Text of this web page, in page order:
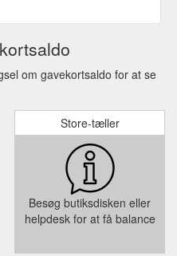
om gavekortsaldo for at se
Store-tæller
Besøg butiksdisken eller
helpdesk for at få balance